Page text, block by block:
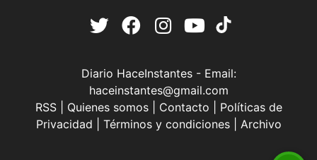
Diario HaceInstantes - Email:
haceinstantes@gmail.com
RSS| Quienes somos| Contacto
Políticas de
Privacidad
Términos y condiciones| Archivo